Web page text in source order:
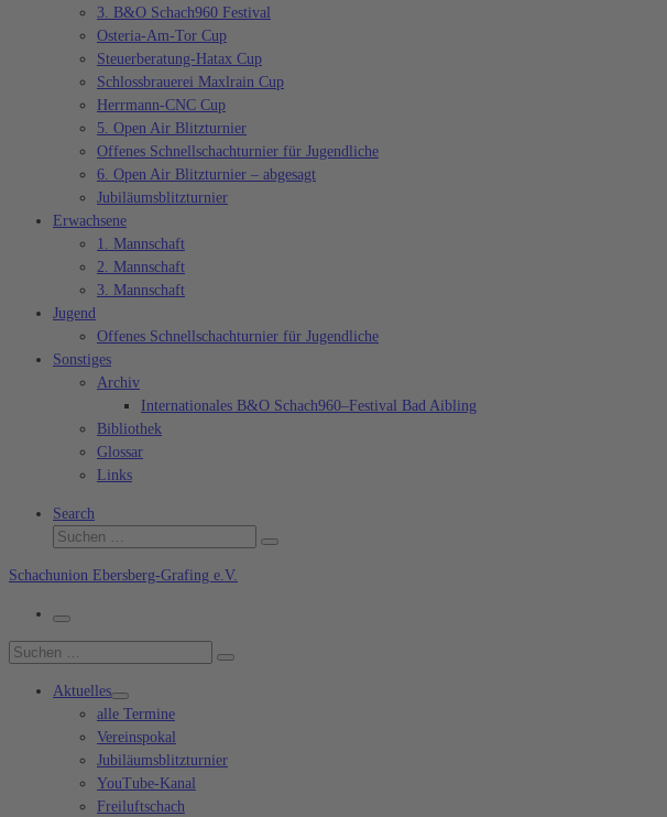
3. B&O Schach960 Festival
Osteria-Am-Tor Cup
Steuerberatung-Hatax Cup
Schlossbrauerei Maxlrain Cup
Herrmann-CNC Cup
5. Open Air Blitzturnier
Offenes Schnellschachturnier für Jugendliche
6. Open Air Blitzturnier – abgesagt
Jubiläumsblitzturnier
Erwachsene
1. Mannschaft
2. Mannschaft
3. Mannschaft
Jugend
Offenes Schnellschachturnier für Jugendliche
Sonstiges
Archiv
Internationales B&O Schach960–Festival Bad Aibling
Bibliothek
Glossar
Links
Search
Suche
Suchen …
Schachunion Ebersberg-Grafing e.V.
Menü
Suche
Suchen …
Aktuelles
alle Termine
Vereinspokal
Jubiläumsblitzturnier
YouTube-Kanal
Freiluftschach